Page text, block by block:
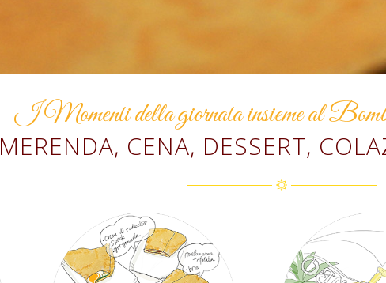
I Momenti della giornata insieme al
MERENDA, CENA, DESSERT,